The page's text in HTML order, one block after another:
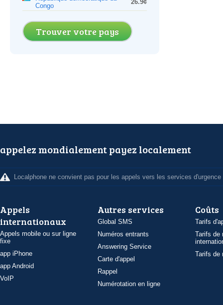
Congo
26.9¢
Trouver votre pays
appelez mondialement payez localement
Localphone ne convient pas pour les appels vers les services d'urgence
Appels
internationaux
Appels mobile ou sur ligne
fixe
app iPhone
app Android
VoIP
Autres services
Global SMS
Numéros entrants
Answering Service
Carte d'appel
Rappel
Numérotation en ligne
Coûts
Tarifs
Tarifs de
Tarifs de